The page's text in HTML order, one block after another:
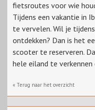
fietsroutes voor wie
Tijdens een vakantie in
te vervelen. Wil je
ontdekken? Dan is het
scooter te reserveren.
hele eiland te
« Terug naar het overzicht